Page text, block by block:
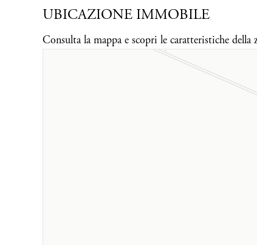
UBICAZIONE IMMOBILE
Consulta la mappa e scopri le caratteristiche